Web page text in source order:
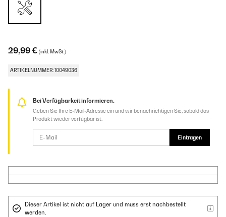
29,99 € (inkl. MwSt.)
ARTIKELNUMMER: 10049036
Bei Verfügbarkeit informieren.
Geben Sie Ihre E-Mail-Adresse ein und wir benachrichtigen Sie, sobald das
Produkt wieder verfügbar ist.
Eintragen
Dieser Artikel ist nicht auf Lager und muss erst nachbestellt
werden.